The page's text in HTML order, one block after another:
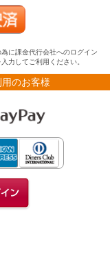
に課金代行会社へのログイン
力してご利用ください。
のお客様